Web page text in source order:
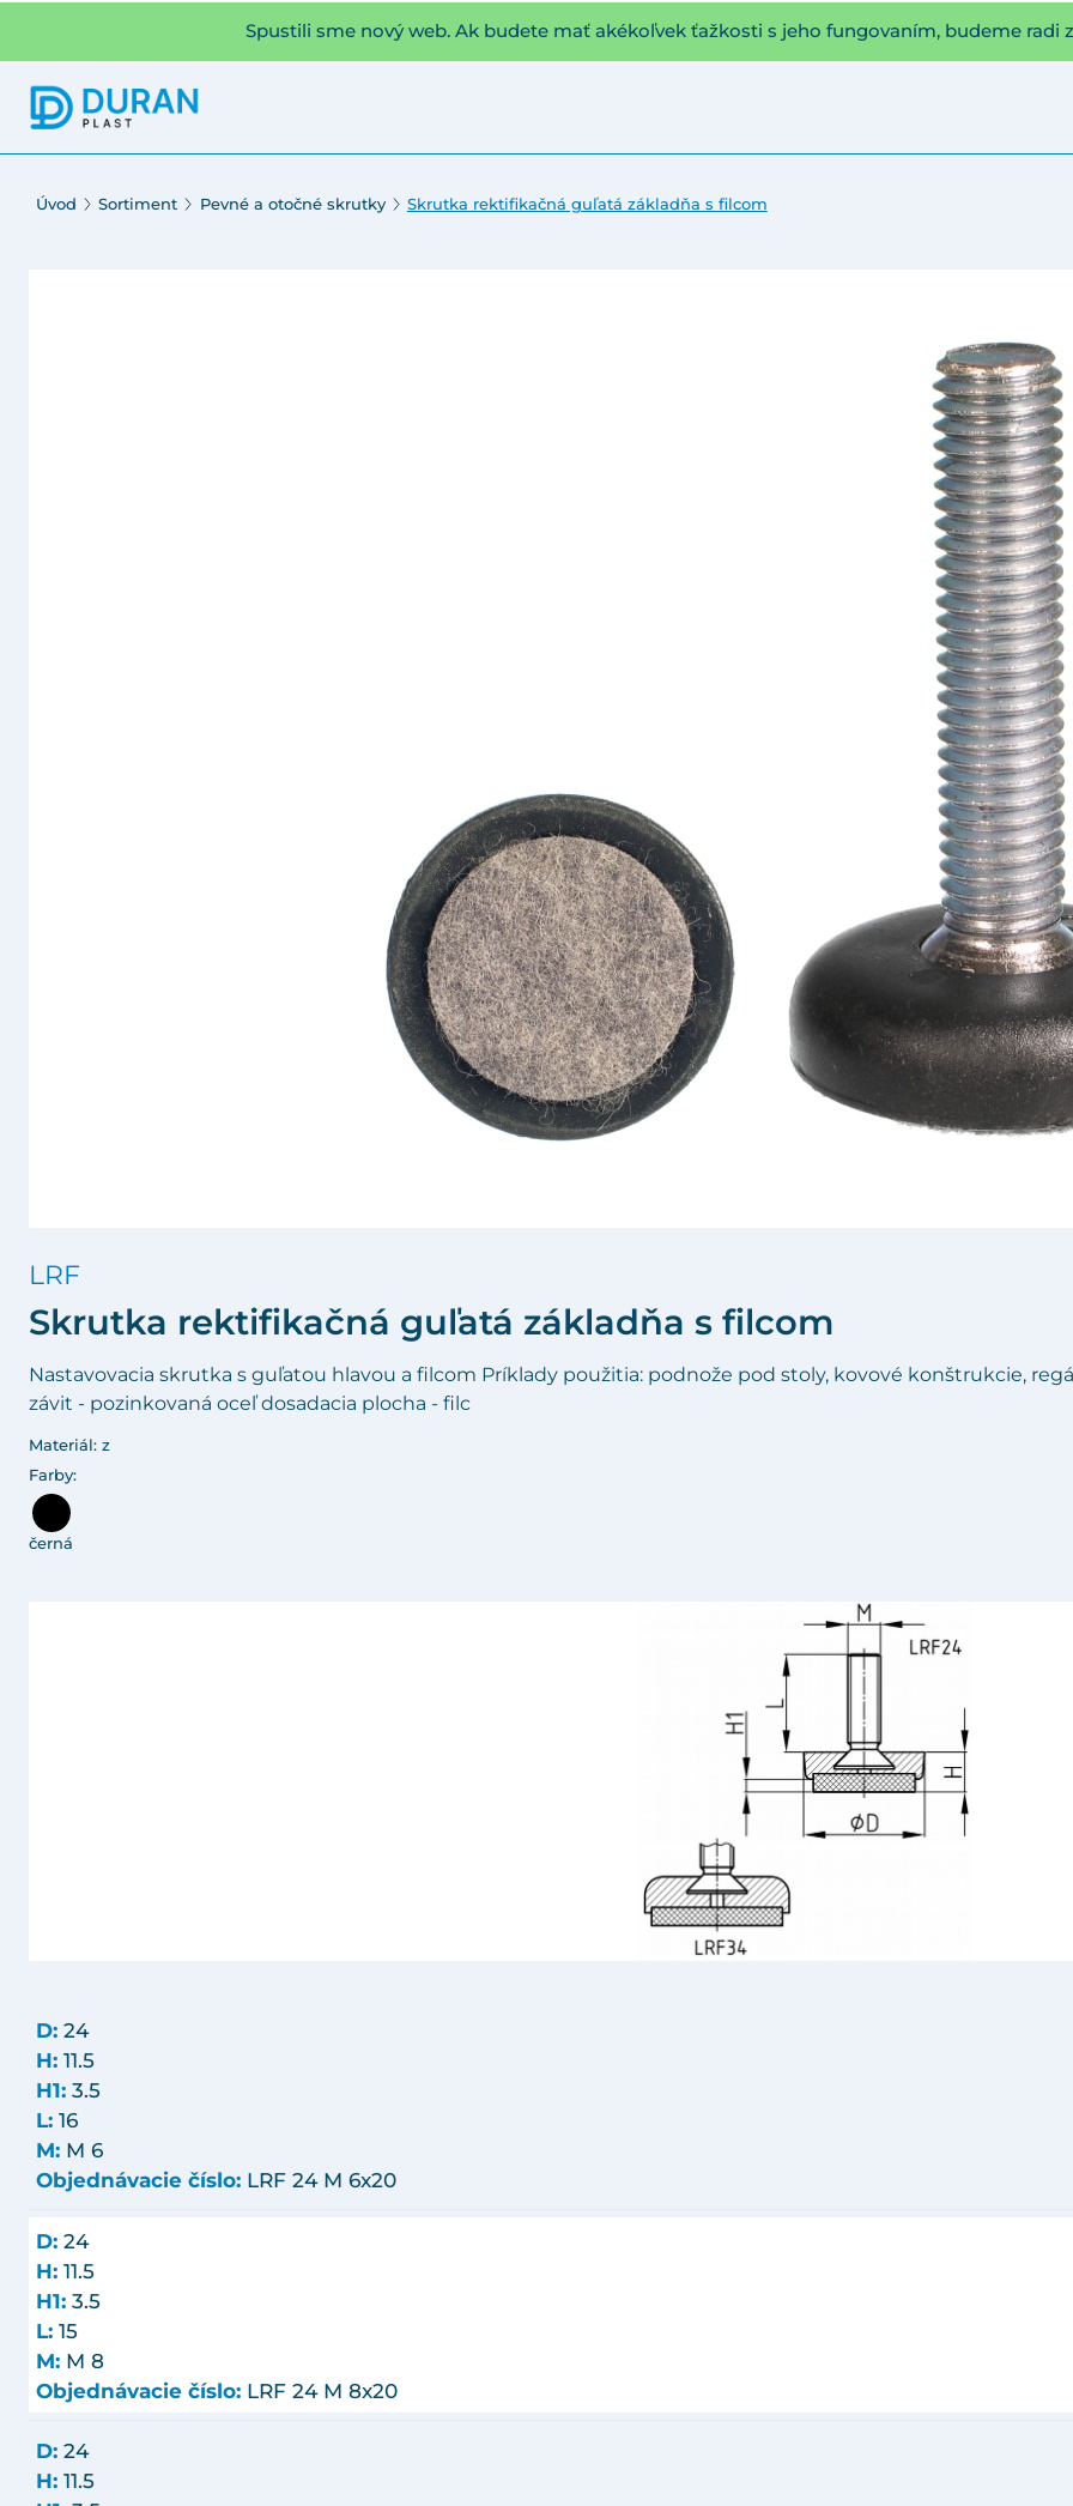
Spustili sme nový web. Ak budete mať akékoľvek ťažkosti s jeho fungovaním, budeme radi
Úvod Sortiment Pevné a otočné skrutky Skrutka rektifikačná guľatá základňa s filcom
LRF
Skrutka rektifikačná guľatá základňa s filcom
Nastavovacia skrutka s guľatou hlavou a filcom Príklady použitia: podnože pod stoly, kovové konštrukcie,
závit - pozinkovaná oceľ dosadacia plocha - filc
Materiál: z
Farby:
černá
D: 24
H: 11.5
H1: 3.5
L: 16
M: M 6
Objednávacie číslo: LRF 24 M 6x20
D: 24
H: 11.5
H1: 3.5
L: 15
M: M 8
Objednávacie číslo: LRF 24 M 8x20
D: 24
H: 11.5